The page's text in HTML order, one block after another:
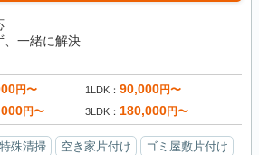
、一緒に解決
円〜 1LDK 90,000円〜
円〜 3LDK 180,000円〜
特殊清掃 空き家片付け
ゴミ屋敷片付け